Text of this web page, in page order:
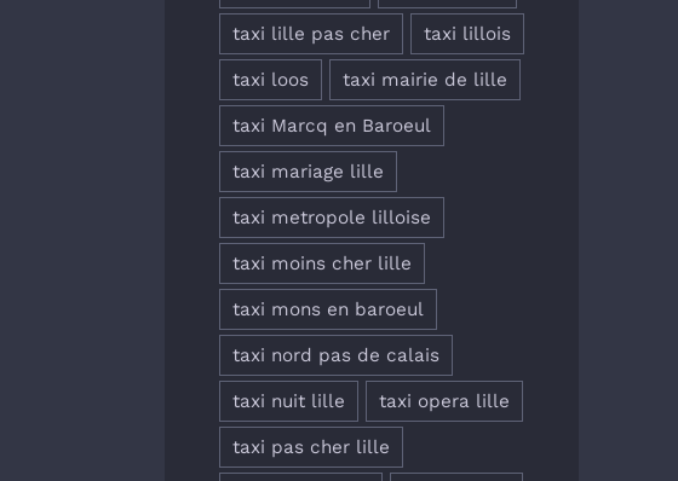
taxi lille pas cher taxi lillois
taxi loos taxi mairie de lille
taxi Marcq en Baroeul
taxi mariage lille
taxi metropole lilloise
taxi moins cher lille
taxi mons en baroeul
taxi nord pas de calais
taxi nuit lille taxi opera lille
taxi pas cher lille